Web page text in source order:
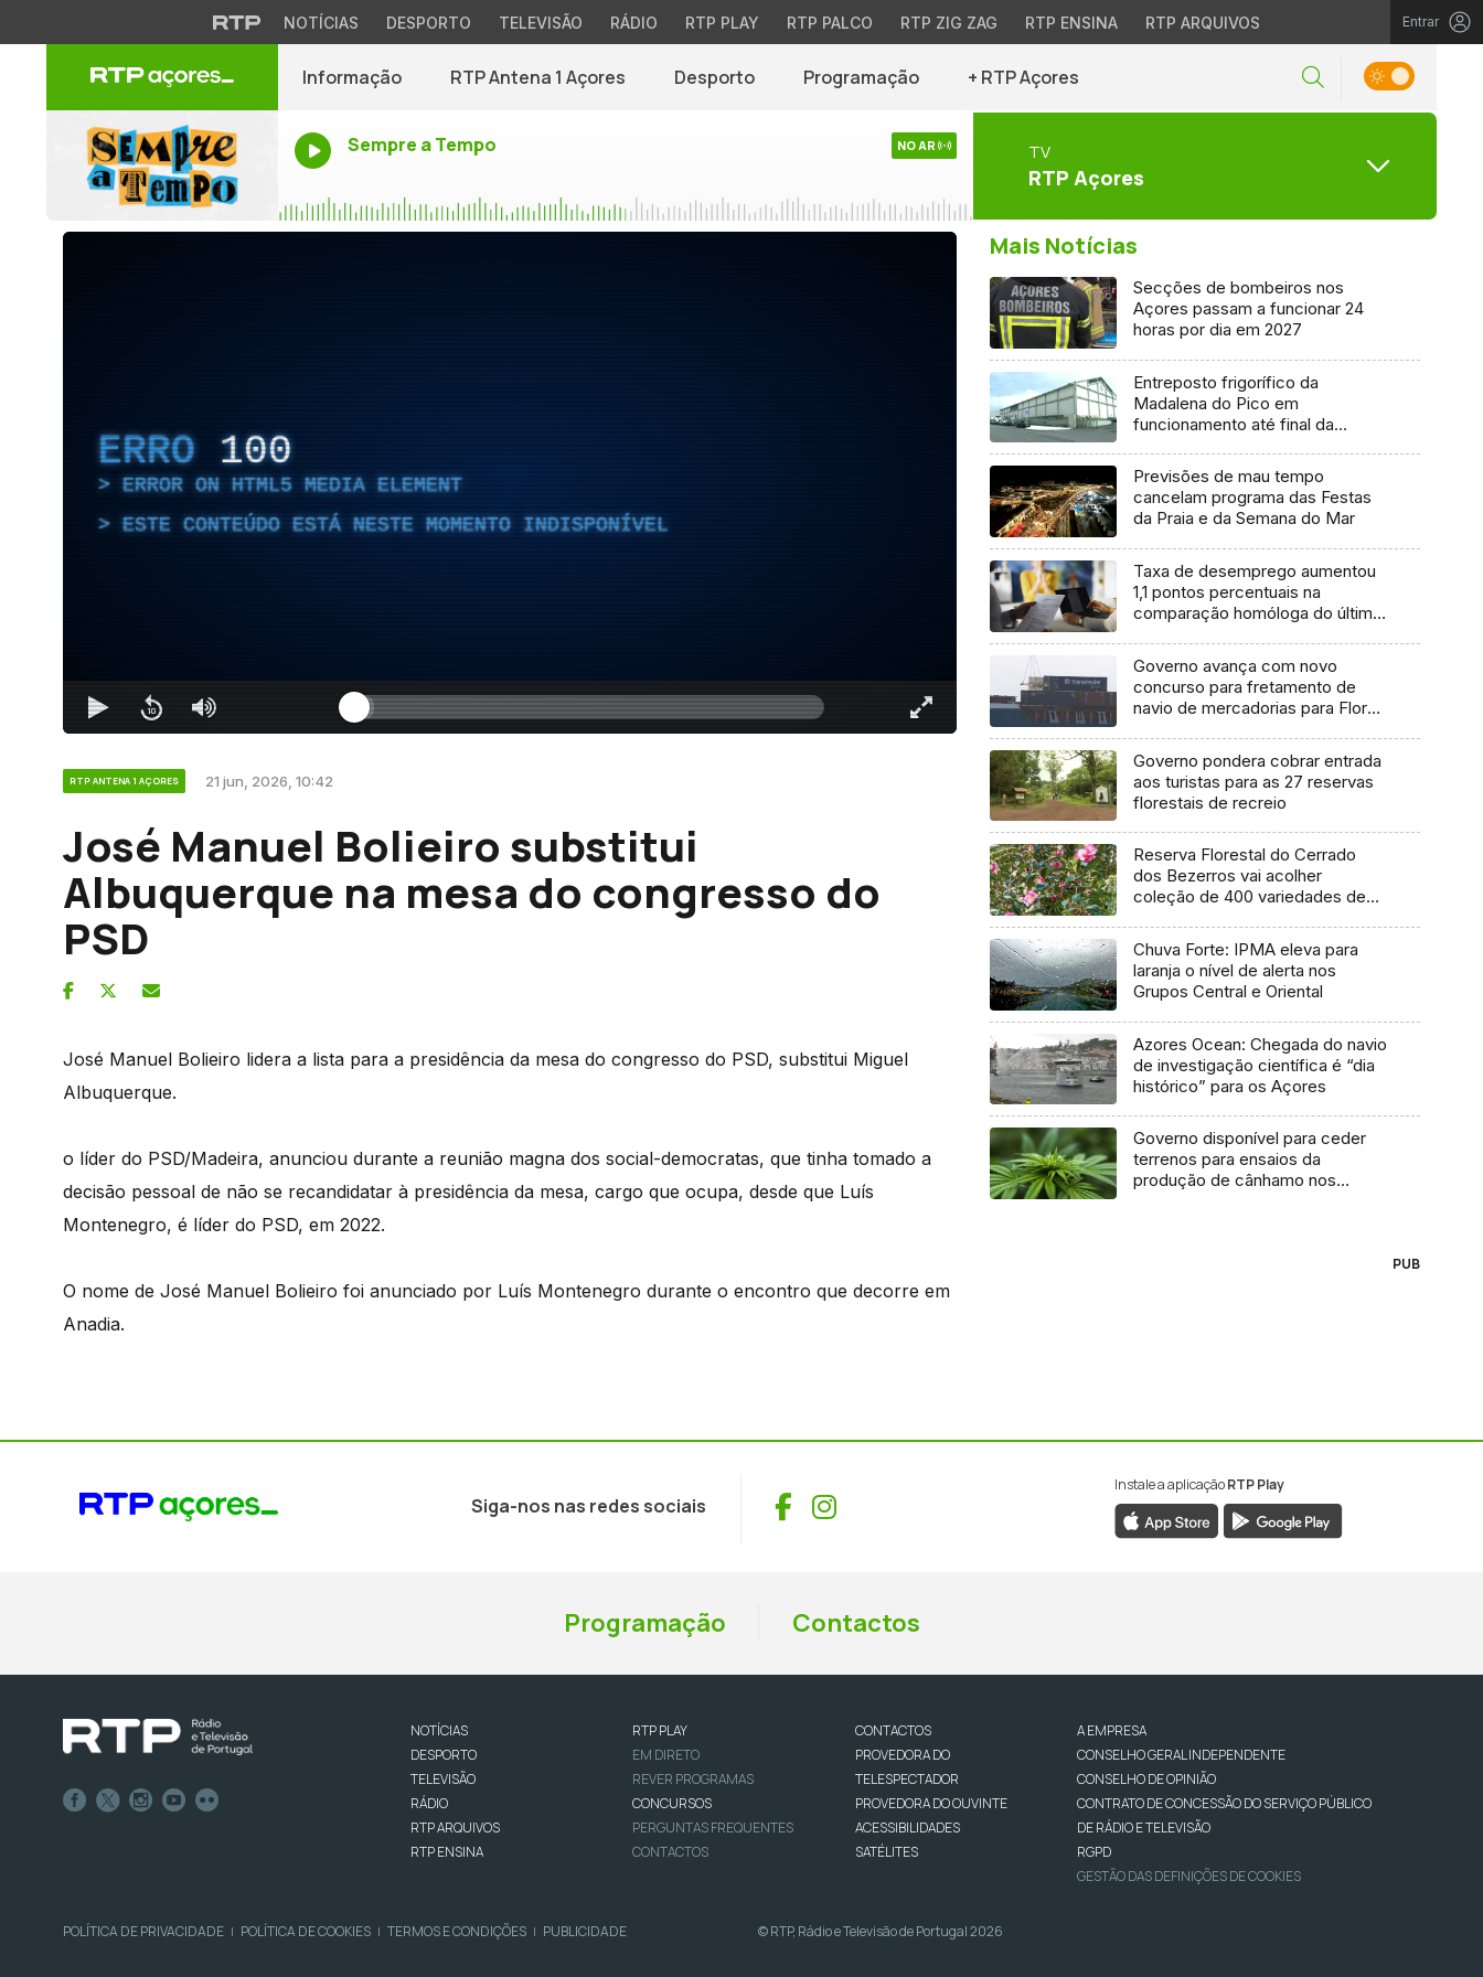
NOTÍCIAS DESPORTO TELEVISÃO RÁDIO RTP PLAY RTP PALCO RTP ZIG ZAG RTP ENSINA RTP ARQUIVOS Entrar
Informação RTP Antena 1 Açores Desporto Programação + RTP Açores
Sempre a Tempo NO AR TV
RTP Açores
ERRO 100
ERROR ON HTML5 MEDIA ELEMENT
ESTE CONTEÚDO ESTÁ NESTE MOMENTO INDISPONÍVEL
RTP ANTENA 1 AÇORES 21 jun, 2026, 10:42
José Manuel Bolieiro substitui
Albuquerque na mesa do congresso do
PSD
José Manuel Bolieiro lidera a lista para a presidência da mesa do congresso do PSD, substitui Miguel
Albuquerque.
o líder do PSD/Madeira, anunciou durante a reunião magna dos social-democratas, que tinha tomado a
decisão pessoal de não se recandidatar à presidência da mesa, cargo que ocupa, desde que Luís
Montenegro, é líder do PSD, em 2022.
O nome de José Manuel Bolieiro foi anunciado por Luís Montenegro durante o encontro que decorre em
Anadia.
Mais Notícias
Secções de bombeiros nos
Açores passam a funcionar 24
horas por dia em 2027
Entreposto frigorífico da
Madalena do Pico em
funcionamento até final da
Previsões de mau tempo
cancelam programa das Festas
da Praia e da Semana do Mar
Taxa de desemprego aumentou
1,1 pontos percentuais na
comparação homóloga do último
Governo avança com novo
concurso para fretamento de
navio de mercadorias para Flores
Governo pondera cobrar entrada
aos turistas para as 27 reservas
florestais de recreio
Reserva Florestal do Cerrado
dos Bezerros vai acolher
coleção de 400 variedades de
Chuva Forte: IPMA eleva para
laranja o nível de alerta nos
Grupos Central e Oriental
Azores Ocean: Chegada do navio
de investigação científica é “dia
histórico” para os Açores
Governo disponível para ceder
terrenos para ensaios da
produção de cânhamo nos
PUB
Siga-nos nas redes sociais Facebook
Instagram
Instale a aplicaçãoRTP Play
Programação Contactos
NOTÍCIAS
DESPORTO
TELEVISÃO
RÁDIO
RTP ARQUIVOS
RTP ENSINA
RTP PLAY
EM DIRETO
REVER PROGRAMAS
CONCURSOS
PERGUNTAS FREQUENTES
CONTACTOS
CONTACTOS
PROVEDORA DO
TELESPECTADOR
PROVEDORA DO OUVINTE
ACESSIBILIDADES
SATÉLITES
A EMPRESA
CONSELHO GERAL INDEPENDENTE
CONSELHO DE OPINIÃO
CONTRATO DE CONCESSÃO DO SERVIÇO PÚBLICO
DE RÁDIO E TELEVISÃO
RGPD
GESTÃO DAS DEFINIÇÕES DE COOKIES
POLÍTICA DE PRIVACIDADE | POLÍTICA DE COOKIES | TERMOS E CONDIÇÕES | PUBLICIDADE © RTP, Rádio e Televisão de Portugal 2026